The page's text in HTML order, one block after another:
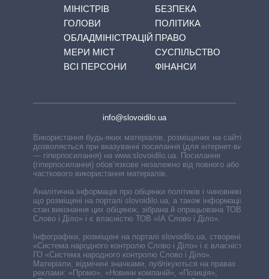
МІНІСТРІВ
ГОЛОВИ
ОБЛАДМІНІСТРАЦІЙ
МЕРИ МІСТ
ВСІ ПЕРСОНИ
БЕЗПЕКА
ПОЛІТИКА
ПРАВО
СУСПІЛЬСТВО
ФІНАНСИ
info@slovoidilo.ua
Використання будь-яких матеріалів, розміщених на сайті,
дозволяється при вказуванні посилання (для інтернет-видань
— гіперпосилання) на www.slovoidilo.ua. Посилання
(гіперпосилання) обов’язкове незалежно від повного або
часткового використання матеріалів.
Аналітична інформація про обіцянки політиків і чиновників,
що розміщені на порталі slovoidilo.ua, а також інформація про
стан виконання цих обіцянок, зібрана й опрацьована ТОВ «ІА
Слово і Діло» і є власністю ТОВ «ІА Слово і Діло».
Інфографіки, розміщені на порталі slovoidilo.ua, створені ГО
«Система народного контролю Слово і Діло» і є власністю
ГО «Система народного контролю Слово і Діло».
Матеріали, відмічені значками, публікуються на правах
реклами: «Промо», «Новини компаній», «Позиція»,